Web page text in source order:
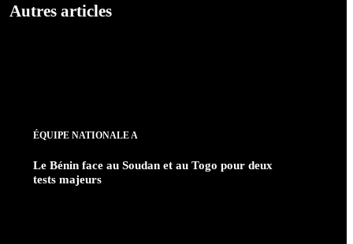
Autres articles
ÉQUIPE NATIONALE A
Le Bénin face au Soudan et au Togo pour deux
tests majeurs